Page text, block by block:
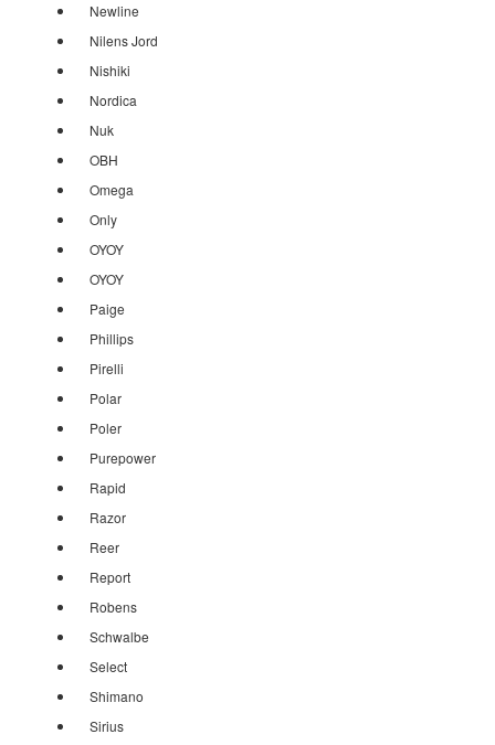
Newline
Nilens Jord
Nishiki
Nordica
Nuk
OBH
Omega
Only
OYOY
OYOY
Paige
Phillips
Pirelli
Polar
Poler
Purepower
Rapid
Razor
Reer
Report
Robens
Schwalbe
Select
Shimano
Sirius